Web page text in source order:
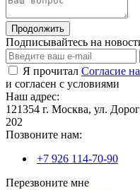
Продолжить
Подписывайтесь на
Я прочитал Согласие
и согласен с условиями
Наш адрес:
121354 г. Москва, ул.
202
Позвоните нам:
+7 926 114-70-90
Перезвоните мне